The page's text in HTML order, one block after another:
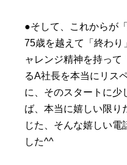
●そして、これからが
75歳を越えて「終わり
ャレンジ精神を持って
るA社長を本当にリス
に、そのスタートに少
ば、本当に嬉しい限り
じた、そんな嬉しい
した^^